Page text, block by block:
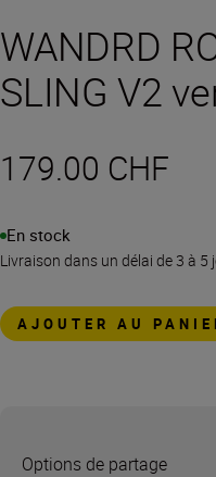
WANDRD
SLING V2
179.00 CHF
En stock
Livraison dans un délai de 3 à 5
AJOUTER AU
Options de partage